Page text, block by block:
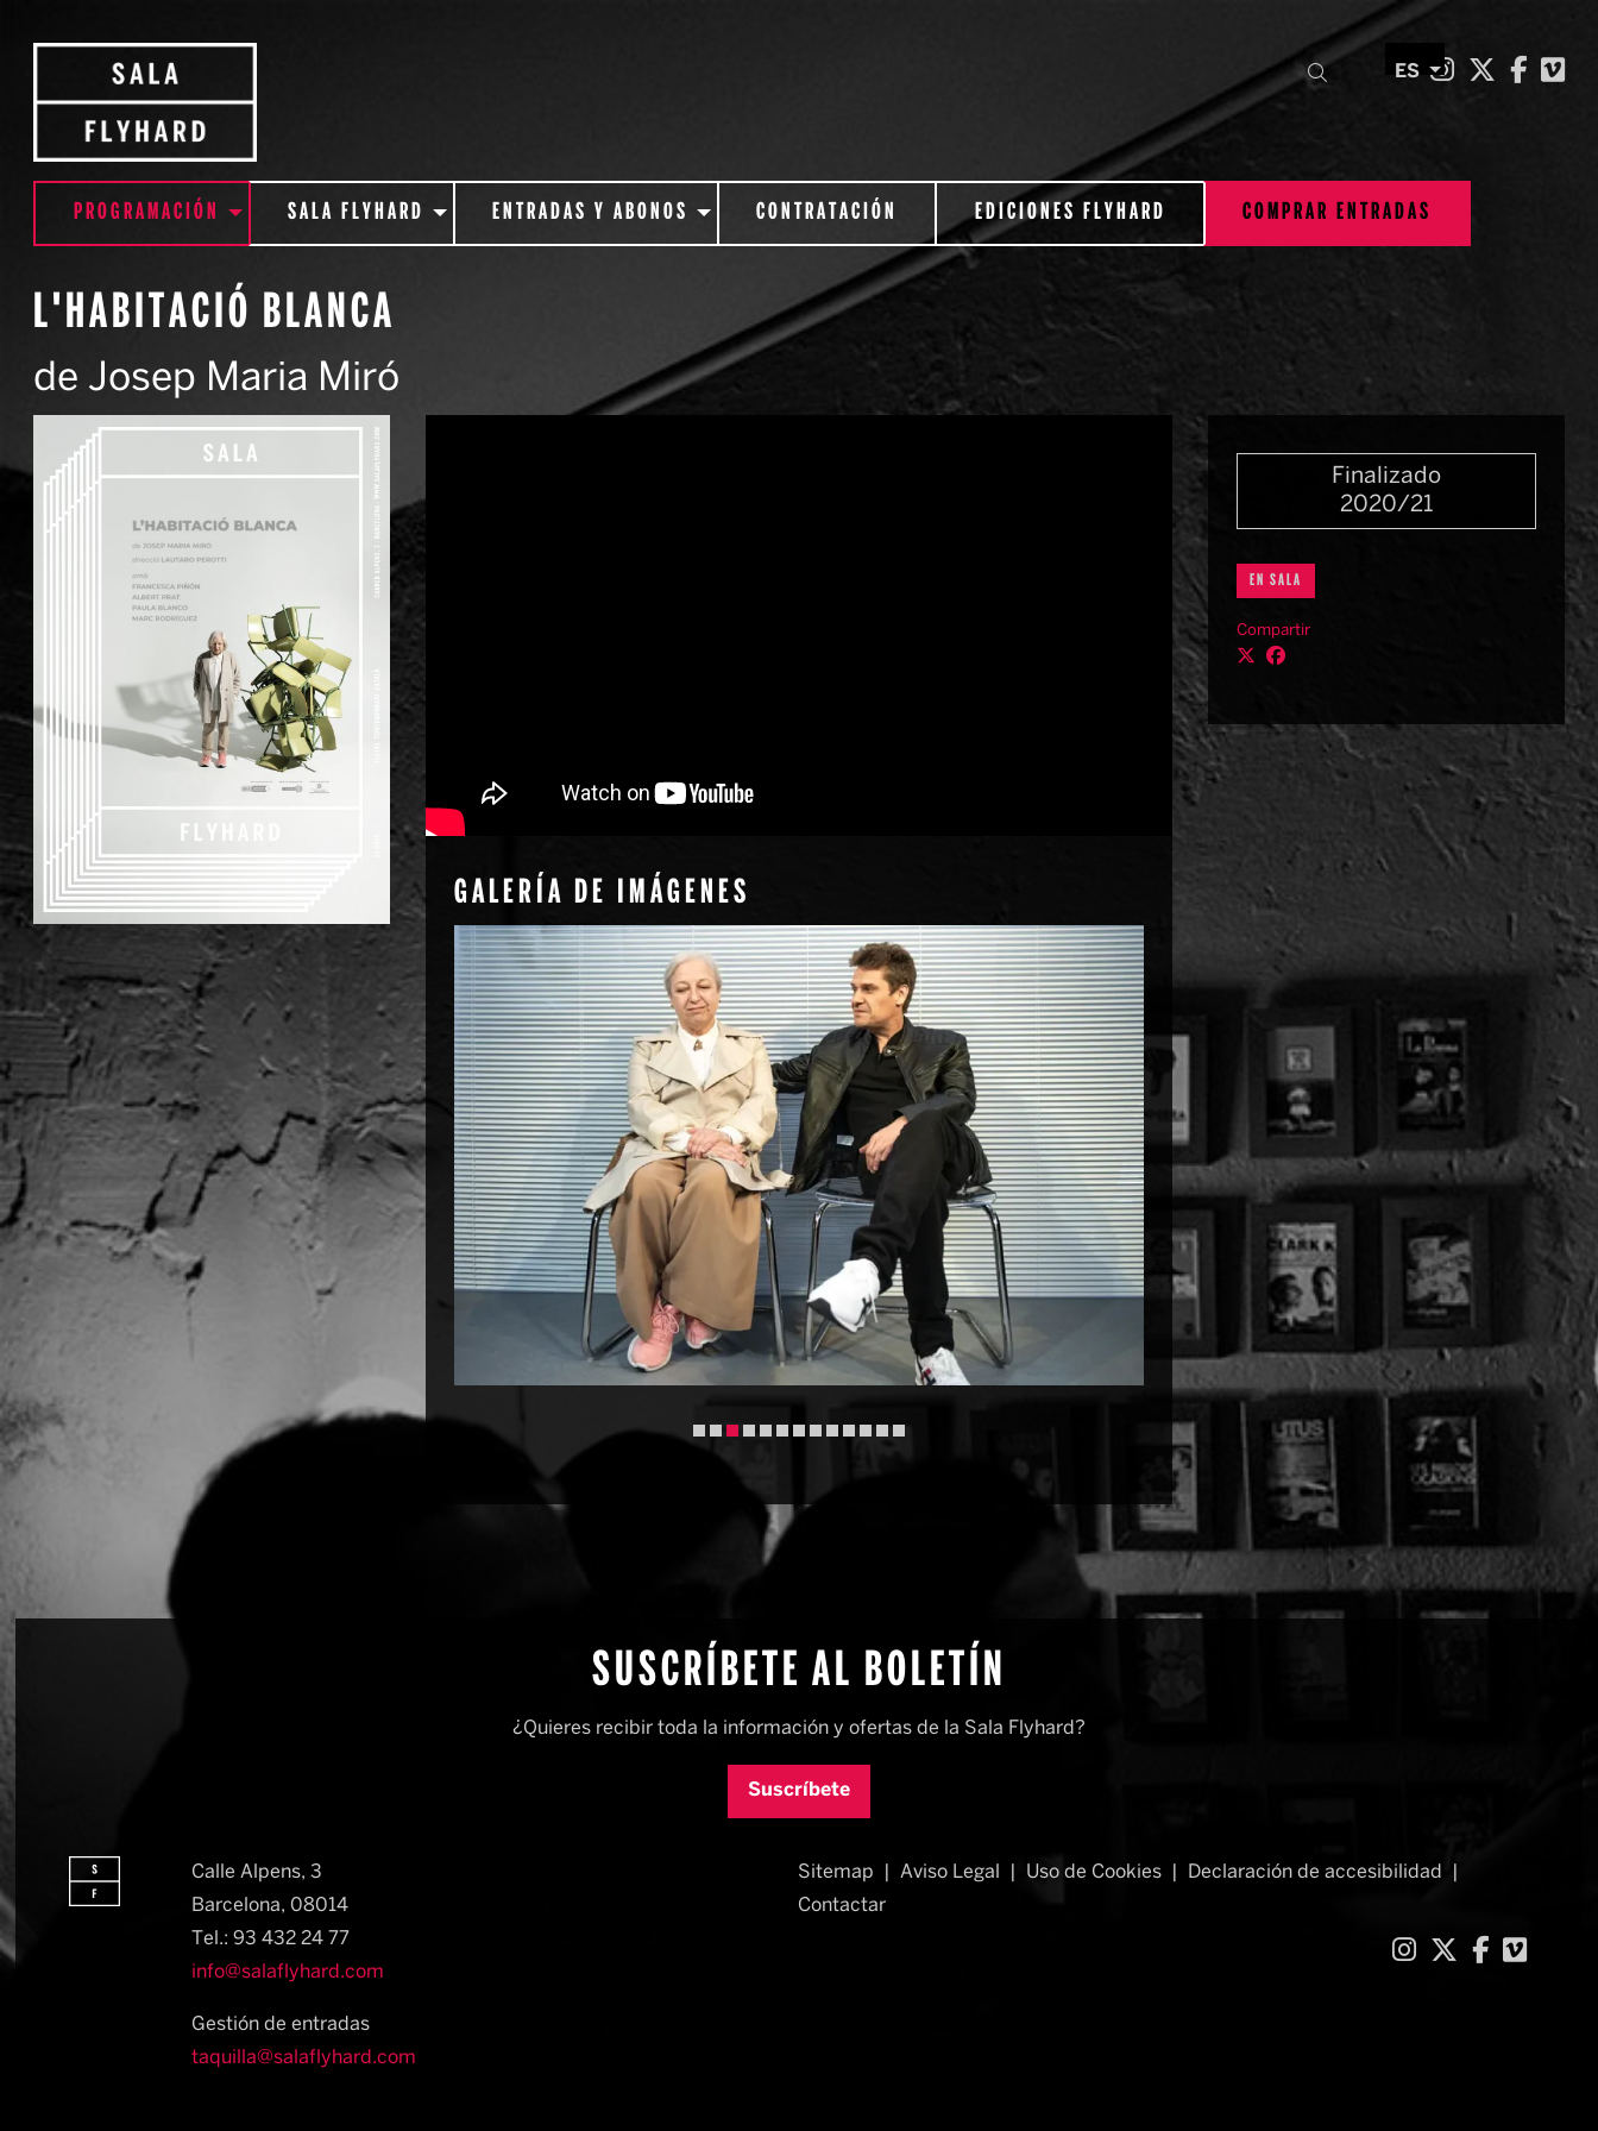
ES Link aLink a
Link
Buscar
PROGRAMACIÓN SALA FLYHARD ENTRADAS Y ABONOS CONTRATACIÓN EDICIONES FLYHARD COMPRAR ENTRADAS
L'HABITACIÓ BLANCA
de Josep Maria Miró
Diapositiva 1 de 1
Finalizado
2020/21
EN SALA
Compartir
GALERÍA DE IMÁGENES
SUSCRÍBETE AL BOLETÍN
¿Quieres recibir toda la información y ofertas de la Sala Flyhard?
Suscríbete
Calle Alpens, 3
Barcelona, 08014​
Tel.: 93 432 24 77
info@salaflyhard.com
Gestión de entradas
taquilla@salaflyhard.com
Sitemap Aviso Legal Uso de Cookies Declaración de accesibilidad
Contactar
Link aLink a
Link a